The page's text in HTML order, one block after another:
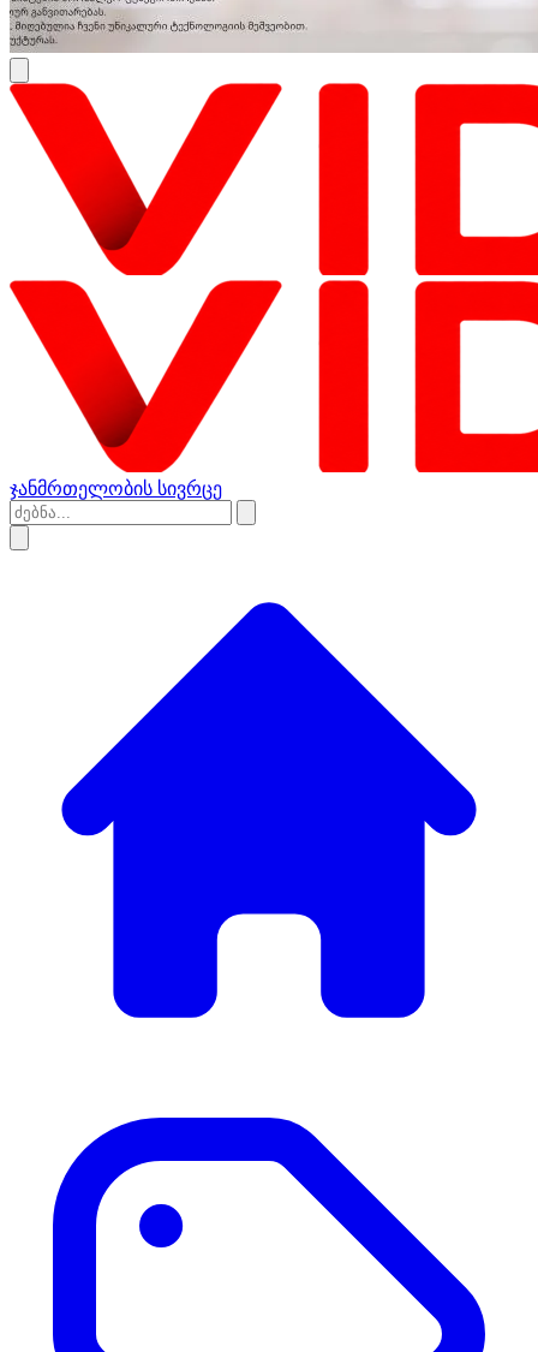
ჯანმრთელობის სივრცე